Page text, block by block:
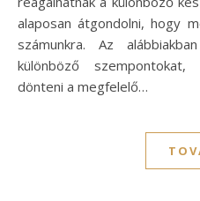
alaposan átgondolni, hogy
számunkra. Az
különböző
dönteni a megfelelő…